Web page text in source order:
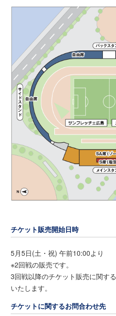
チケット販売開始日時
5月5日(土・祝) 午前10:00より
※2回戦の販売です。
3回戦以降のチケット販売に関す
いたします。
チケットに関するお問合わせ先